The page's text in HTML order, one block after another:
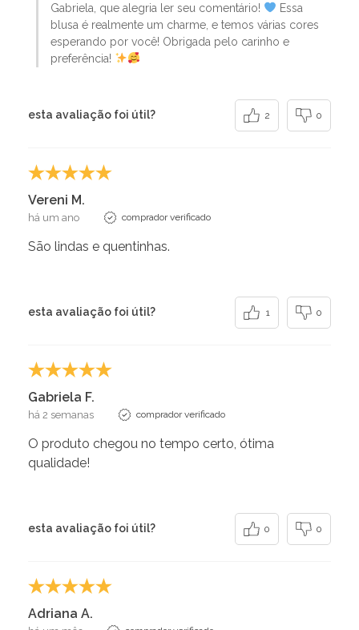
Gabriela, que alegria ler seu comentário!
Essa
blusa é realmente um charme, e temos várias cores
esperando por você! Obrigada pelo carinho e
preferência!
esta avaliação foi útil? 2 0
Vereni M.
há um ano comprador verificado
São lindas e quentinhas.
esta avaliação foi útil? 1 0
Gabriela F.
há 2 semanas comprador verificado
O produto chegou no tempo certo, ótima
qualidade!
esta avaliação foi útil? 0 0
Adriana A.